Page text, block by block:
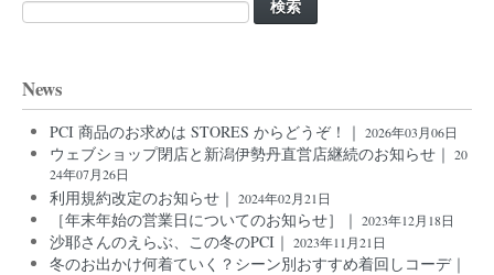
索:
News
PCI 商品のお求めは STORES からどうぞ！｜ 2026年03月06日
ウェブショップ閉店と新潟伊勢丹直営店継続のお知らせ｜ 20
24年07月26日
利用規約改定のお知らせ｜ 2024年02月21日
［年末年始の営業日についてのお知らせ］｜ 2023年12月18日
沙耶さんのえらぶ、この冬のPCI｜ 2023年11月21日
冬のお出かけ何着ていく？シーン別おすすめ着回しコーデ｜